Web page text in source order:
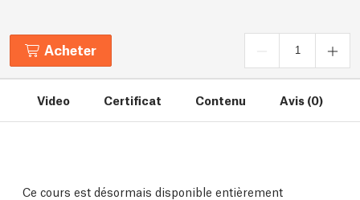
Acheter
Video Certificat Contenu Avis (0)
Ce cours est désormais disponible entièrement